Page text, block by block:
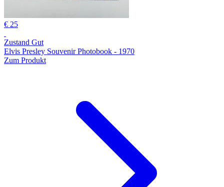
€ 25
Zustand Gut
Elvis Presley Souvenir Photobook - 1970
Zum Produkt